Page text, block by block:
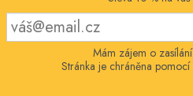
Mám zájem o
Stránka je chráněna